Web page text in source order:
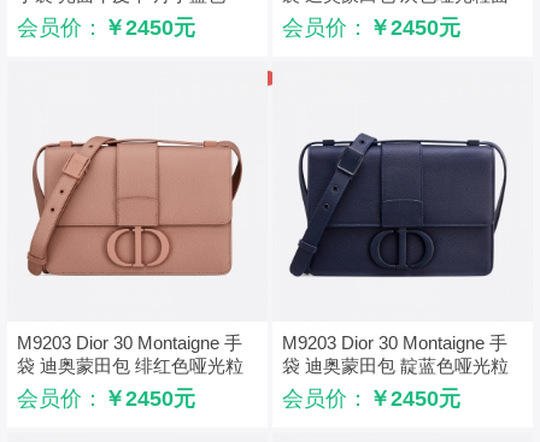
会员价： ￥2450元
牛皮革
会员价： ￥2450元
M9203 Dior 30 Montaigne 手
袋 迪奥蒙田包 绯红色哑光粒
面牛皮革
会员价： ￥2450元
M9203 Dior 30 Montaigne 手
袋 迪奥蒙田包 靛蓝色哑光粒
面牛皮革
会员价： ￥2450元